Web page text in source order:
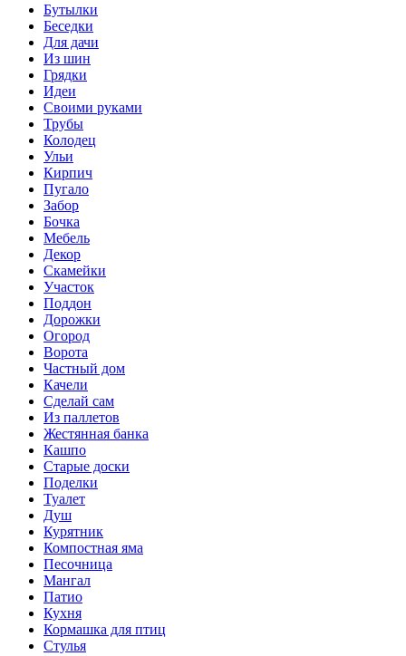
Бутылки
Беседки
Для дачи
Из шин
Грядки
Идеи
Своими руками
Трубы
Колодец
Ульи
Кирпич
Пугало
Забор
Бочка
Мебель
Декор
Скамейки
Участок
Поддон
Дорожки
Огород
Ворота
Частный дом
Качели
Сделай сам
Из паллетов
Жестянная банка
Кашпо
Старые доски
Поделки
Туалет
Душ
Курятник
Компостная яма
Песочница
Мангал
Патио
Кухня
Кормашка для птиц
Стулья